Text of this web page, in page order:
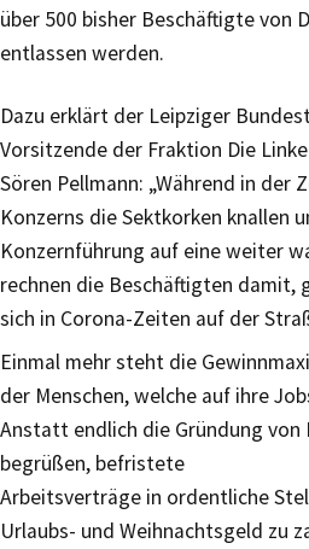
über 500 bisher Beschäftigte von
entlassen werden.
Dazu erklärt der Leipziger
Vorsitzende der Fraktion Die
Sören Pellmann: „Während in der
Konzerns die Sektkorken knallen
Konzernführung auf eine weiter
rechnen die Beschäftigten damit,
sich in Corona-Zeiten auf der
Einmal mehr steht die
der Menschen, welche auf ihre
Anstatt endlich die Gründung von
begrüßen, befristete
Arbeitsverträge in ordentliche
Urlaubs- und Weihnachtsgeld zu